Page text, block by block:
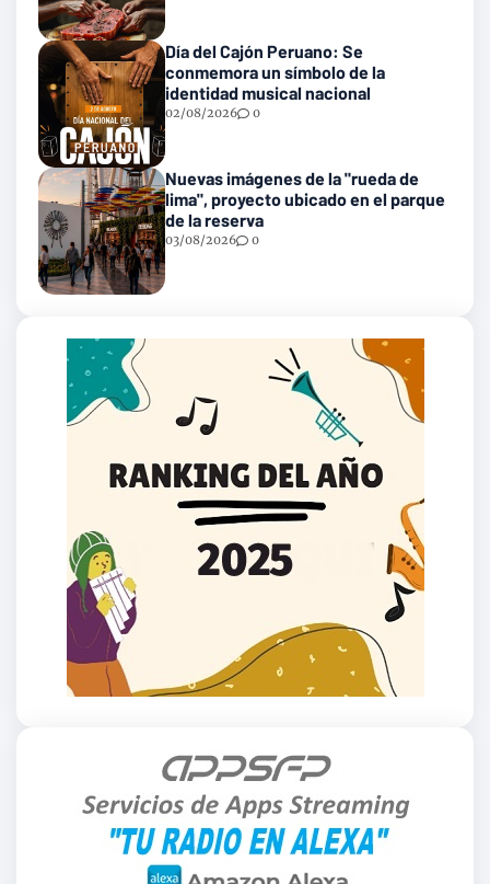
Día del Cajón Peruano: Se
conmemora un símbolo de la
identidad musical nacional
02/08/2026 0
Nuevas imágenes de la "rueda de
lima", proyecto ubicado en el parque
de la reserva
03/08/2026 0